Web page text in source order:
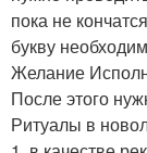
пока не
букву
Желание
После этого
Ритуалы в